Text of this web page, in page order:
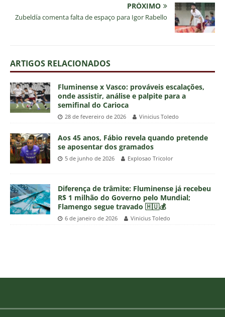
PRÓXIMO
Zubeldía comenta falta de espaço para Igor Rabello
ARTIGOS RELACIONADOS
Fluminense x Vasco: prováveis escalações,
onde assistir, análise e palpite para a
semifinal do Carioca
28 de fevereiro de 2026 Vinicius Toledo
Aos 45 anos, Fábio revela quando pretende
se aposentar dos gramados
5 de junho de 2026 Explosao Tricolor
Diferença de trâmite: Fluminense já recebeu
R$ 1 milhão do Governo pelo Mundial;
Flamengo segue travado 🇭🇺💰
6 de janeiro de 2026 Vinicius Toledo